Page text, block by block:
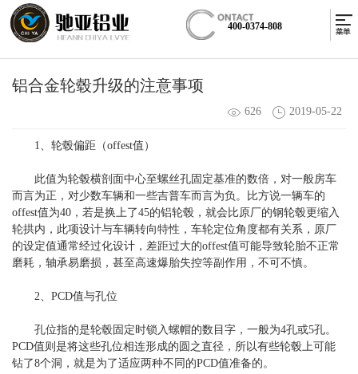
400-0374-808
铝合金轮毂升级的注意事项
626 2019-05-22
1、轮毂偏距（offest值）
此值为轮毂横剖面中心至螺丝孔固定基准的数倍，对一般房车
而言为正，对少数车辆和一些吉普车而言为负。比方说一辆车的
offest值为40，若是换上了45的铝轮毂，就会比原厂的钢轮毂更缩入
轮拱内，此项设计与车辆转向特性，车轮定位角度都有关系，原厂
的设定值通常经过化设计，差距过大的offest值可能导致轮胎不正常
磨耗，轴承易磨损，甚至高速爆胎失控等副作用，不可不慎。
2、PCD值与孔位
孔位指的是轮毂固定时锁入螺帽的数目字，一般为4孔或5孔。
PCD值则是将这些孔位相连形成的圆之直径，所以有些轮毂上可能
钻了8个洞，就是为了适应两种不同的PCD值准备的。